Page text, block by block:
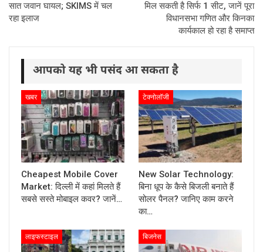
सात जवान घायल; SKIMS में चल
रहा इलाज
मिल सकती है सिर्फ 1 सीट, जानें पूरा
विधानसभा गणित और किनका
कार्यकाल हो रहा है समाप्त
आपको यह भी पसंद आ सकता है
खबर
Cheapest Mobile Cover
Market: दिल्ली में कहां मिलते हैं
सबसे सस्ते मोबाइल कवर? जानें…
टेक्नोलॉजी
New Solar Technology:
बिना धूप के कैसे बिजली बनाते हैं
सोलर पैनल? जानिए काम करने
का…
लाइफस्टाइल बिजनेस